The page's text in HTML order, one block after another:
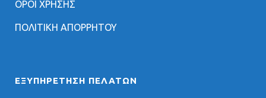
ΟΡΟΙ ΧΡΗΣΗΣ
ΠΟΛΙΤΙΚΗ ΑΠΟΡΡΗΤΟΥ
ΕΞΥΠΗΡΈΤΗΣΗ ΠΕΛΑΤΏΝ